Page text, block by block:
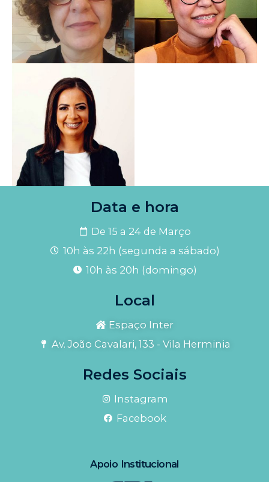
Data e hora
De 15 a 24 de Março
10h às 22h (segunda a sábado)
10h às 20h (domingo)
Local
Espaço Inter
Av. João Cavalari, 133 - Vila Herminia
Redes Sociais
Instagram
Facebook
Apoio Institucional